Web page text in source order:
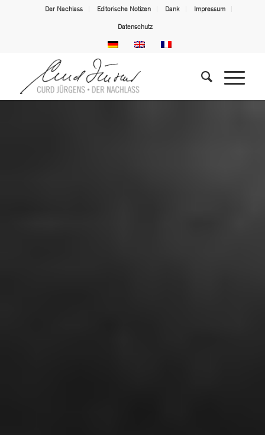
Der Nachlass Editorische Notizen Dank Impressum
Datenschutz